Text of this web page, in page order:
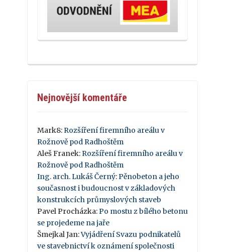
Nejnovější komentáře
Mark8: Rozšíření firemního areálu v
Rožnově pod Radhoštěm
Aleš Franek: Rozšíření firemního areálu v
Rožnově pod Radhoštěm
Ing. arch. Lukáš Černý: Pěnobeton a jeho
současnost i budoucnost v základových
konstrukcích průmyslových staveb
Pavel Procházka: Po mostu z bílého betonu
se projedeme na jaře
Šmejkal Jan:Vyjádření Svazu podnikatelů
ve stavebnictví k oznámení společnosti